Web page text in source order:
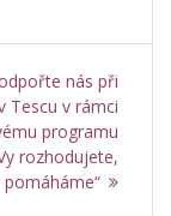
nás při
Tescu v rámci
programu
rozhodujete,